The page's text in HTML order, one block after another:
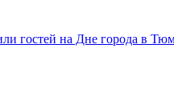
гостей на Дне города в